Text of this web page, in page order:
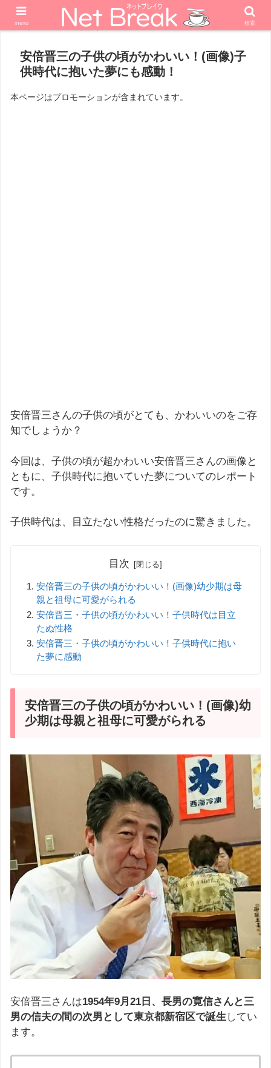
ホーム 政治家
安倍晋三の子供の頃がかわいい！(画像)子
供時代に抱いた夢にも感動！
本ページはプロモーションが含まれています。
安倍晋三さんの子供の頃がとても、かわいいのをご存
知でしょうか？
今回は、子供の頃が超かわいい安倍晋三さんの画像と
ともに、子供時代に抱いていた夢についてのレポート
です。
子供時代は、目立たない性格だったのに驚きました。
目次
安倍晋三の子供の頃がかわいい！(画像)幼少期は母
親と祖母に可愛がられる
安倍晋三・子供の頃がかわいい！子供時代は目立
たぬ性格
安倍晋三・子供の頃がかわいい！子供時代に抱い
た夢に感動
安倍晋三の子供の頃がかわいい！(画像)幼
少期は母親と祖母に可愛がられる
安倍晋三さんは1954年9月21日、長男の寛信さんと三
男の信夫の間の次男として東京都新宿区で誕生 してい
ます。
menu 検索